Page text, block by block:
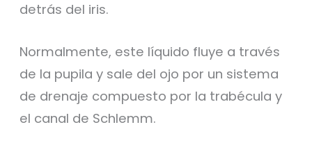
detrás del iris.
Normalmente, este líquido fluye a través
de la pupila y sale del ojo por un sistema
de drenaje compuesto por la trabécula y
el canal de Schlemm.